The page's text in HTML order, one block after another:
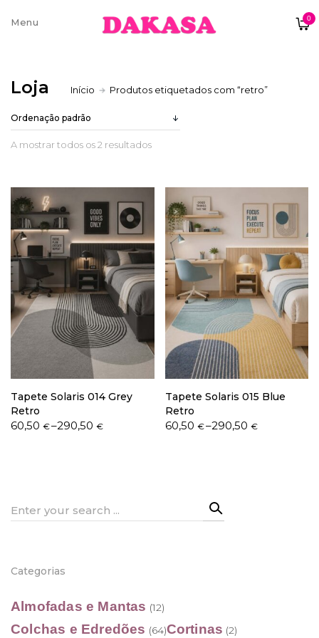
0
Sobre nós
Trocas e Devoluções
Termos e condições
Loja Início Produtos etiquetados com “retro”
A mostrar todos os 2 resultados
Tapete Solaris 014 Grey
Retro
60,50 €–290,50€
Price
Tapete Solaris 015 Blue
Retro
60,50 €–290,50 €
Price
Search
Categorias
Almofadas e Mantas (12)
Colchas e Edredões (64)Cortinas (2)